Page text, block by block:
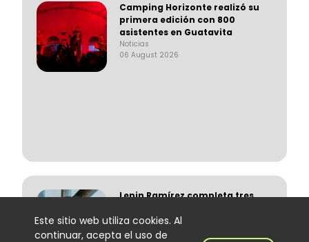
Camping Horizonte realizó su
primera edición con 800
asistentes en Guatavita
Noticias
06 August 2026
Lenin Ramírez completa tres
100 Colombia Hits con “Todo
Lo Fue”
Este sitio web utiliza cookies. Al
continuar, acepta el uso de